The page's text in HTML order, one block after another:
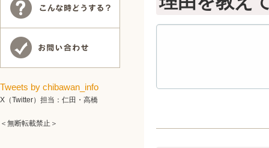
Tweets by chibawan_info
X（Twitter）担当：仁田・高橋
＜無断転載禁止＞